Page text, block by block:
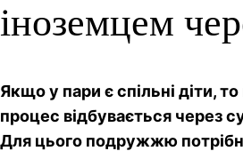
іноземцем
Якщо у пари є спільні діти,
процес відбувається через
Для цього подружжю